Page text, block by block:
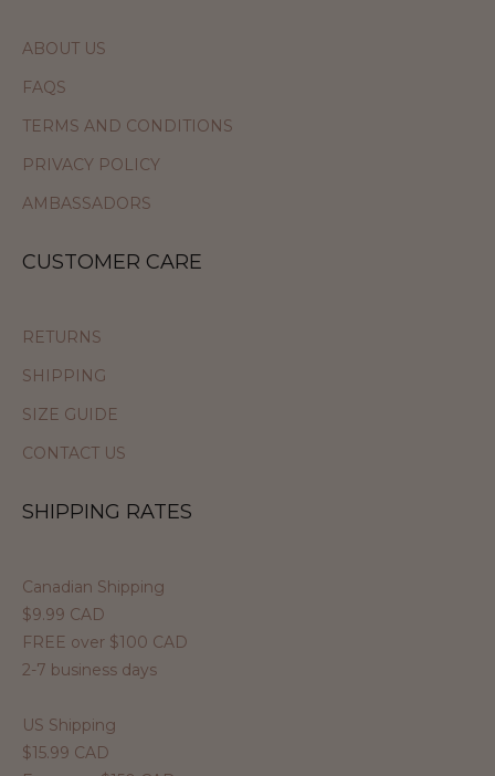
ABOUT US
FAQS
TERMS AND CONDITIONS
PRIVACY POLICY
AMBASSADORS
CUSTOMER CARE
RETURNS
SHIPPING
SIZE GUIDE
CONTACT US
SHIPPING RATES
Canadian Shipping
$9.99 CAD
FREE over $100 CAD
2-7 business days
US Shipping
$15.99 CAD